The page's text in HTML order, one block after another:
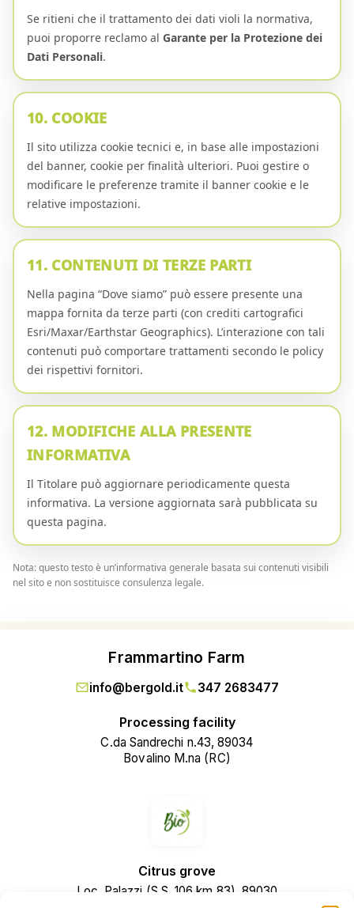
Se ritieni che il trattamento dei dati violi la normativa,
puoi proporre reclamo al Garante per la Protezione dei
Dati Personali.
10. COOKIE
Il sito utilizza cookie tecnici e, in base alle impostazioni
del banner, cookie per finalità ulteriori. Puoi gestire o
modificare le preferenze tramite il banner cookie e le
relative impostazioni.
11. CONTENUTI DI TERZE PARTI
Nella pagina “Dove siamo” può essere presente una
mappa fornita da terze parti (con crediti cartografici
Esri/Maxar/Earthstar Geographics). L’interazione con tali
contenuti può comportare trattamenti secondo le policy
dei rispettivi fornitori.
12. MODIFICHE ALLA PRESENTE
INFORMATIVA
Il Titolare può aggiornare periodicamente questa
informativa. La versione aggiornata sarà pubblicata su
questa pagina.
Nota: questo testo è un’informativa generale basata sui contenuti visibili
nel sito e non sostituisce consulenza legale.
Frammartino Farm
info@bergold.it 347 2683477
Processing facility
C.da Sandrechi n.43, 89034
Bovalino M.na (RC)
Citrus grove
Loc. Palazzi (S.S. 106 km 83), 89030